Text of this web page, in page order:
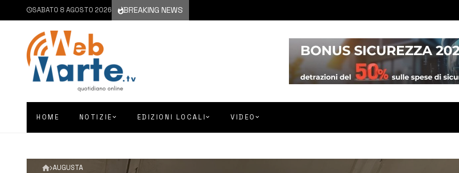
SABATO 8 AGOSTO 2026 BREAKING NEWS
HOME NOTIZIE EDIZIONI LOCALI VIDEO
AUGUSTA